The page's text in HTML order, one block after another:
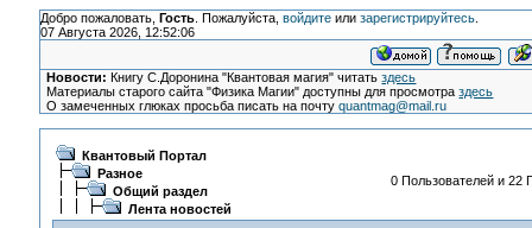
Добро пожаловать, Гость. Пожалуйста, войдитеили зарегистрируйтесь.
07 Августа 2026, 12:52:06
Новости: Книгу С.Доронина "Квантовая магия" читатьздесь
Материалы старого сайта "Физика Магии" доступны для просмотраздесь
О замеченных глюках просьба писать на почтуquantmag@mail.ru
Квантовый Портал
Разное
Общий раздел
Лента новостей
0 Пользователей и 22